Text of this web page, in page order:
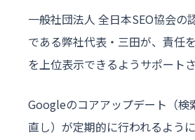
一般社団法人 全日本SEO協会の
である弊社代表・三田が、責任
を上位表示できるようサポート
Googleのコアアップデート（検
直し）が定期的に行われるよう